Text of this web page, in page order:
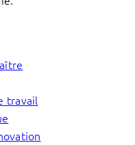
travail